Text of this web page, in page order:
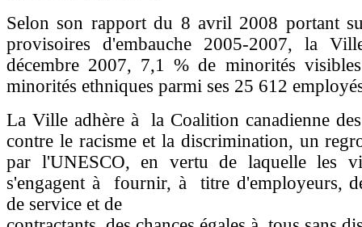
Selon son rapport du 8 avril 2008 portant
provisoires d'embauche 2005-2007, la
décembre 2007, 7,1 % de minorités
minorités ethniques parmi ses 25 612
La Ville adhère à la Coalition canadienne
contre le racisme et la discrimination, un
par l'UNESCO, en vertu de laquelle les
s'engagent à fournir, à titre d'employeurs,
de service et de